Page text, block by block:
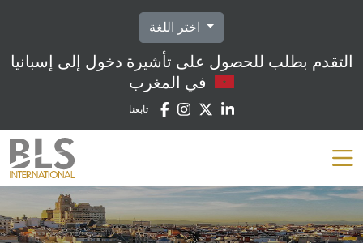
التقدم بطلب للحصول على تأشيرة دخول إلى إسبانيا
تابعنا